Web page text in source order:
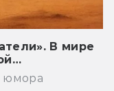
В мире
юмора